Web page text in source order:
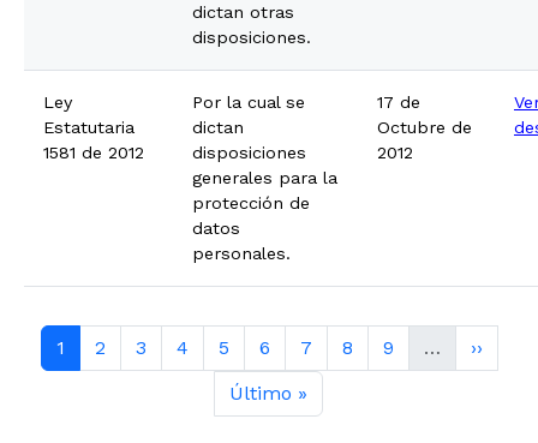
dictan otras
disposiciones.
Ley
Estatutaria
1581 de 2012
Por la cual se
dictan
disposiciones
generales para la
protección de
datos
personales.
17 de
Octubre de
2012
Paginación
Página actual
1 Contenido completo
2 Contenido completo
3 Contenido completo
4 Contenido completo
5 Contenido completo
6 Contenido completo
7 Contenido completo
8 Contenido
9 …
››
Última página
Último »